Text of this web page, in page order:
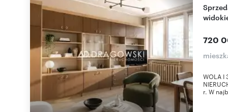
Sprzedam 3-pokojowe mieszkanie z dużą loggią i
720
WOLA I
r. W